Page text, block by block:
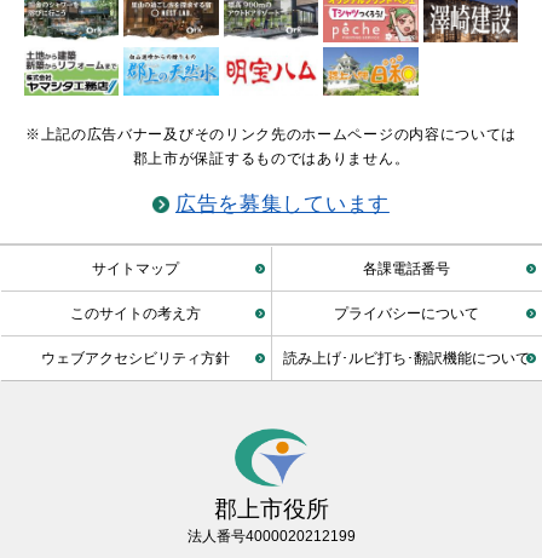
※上記の広告バナー及びそのリンク先のホームページの内容については
郡上市が保証するものではありません。
広告を募集しています
サイトマップ 各課電話番号
このサイトの考え方 プライバシーについて
ウェブアクセシビリティ方針 読み上げ･ルビ打ち･翻訳機能について
郡上市役所
法人番号4000020212199